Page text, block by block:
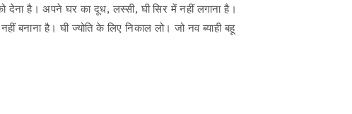
है। अपने घर का दूध, लस्सी, घी सिर में नहीं लगाना है।
है। घी ज्योति के लिए निकाल लो। जो नव ब्याही बहू